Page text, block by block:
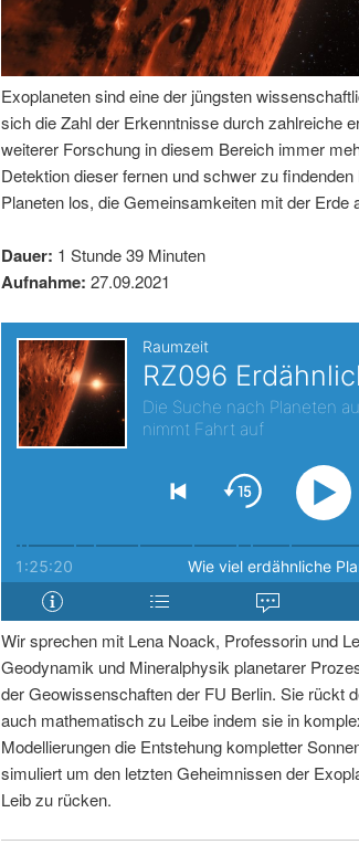
I
h
s
p
n
g
e
n
e
I
l
t
r
i
n
g
n
Exoplaneten sind eine der jüngsten
sich die Zahl der Erkenntnisse durch zahlreiche
weiterer Forschung in diesem Bereich immer
Detektion dieser fernen und schwer zu
Planeten los, die Gemeinsamkeiten mit der Erde
Dauer: 1 Stunde 39 Minuten
Aufnahme: 27.09.2021
Wir sprechen mit Lena Noack, Professorin und
Geodynamik und Mineralphysik planetarer
der Geowissenschaften der FU Berlin. Sie rückt
auch mathematisch zu Leibe indem sie in
Modellierungen die Entstehung kompletter
simuliert um den letzten Geheimnissen der
Leib zu rücken.